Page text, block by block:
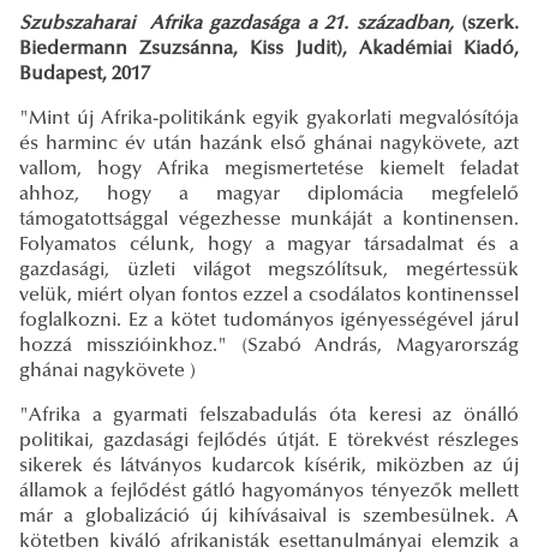
Szubszaharai Afrika gazdasága a 21. században,(szerk.
Biedermann Zsuzsánna, Kiss Judit), Akadémiai Kiadó,
Budapest, 2017
"Mint új Afrika-politikánk egyik gyakorlati megvalósítója
és harminc év után hazánk első ghánai nagykövete, azt
vallom, hogy Afrika megismertetése kiemelt feladat
ahhoz, hogy a magyar diplomácia megfelelő
támogatottsággal végezhesse munkáját a kontinensen.
Folyamatos célunk, hogy a magyar társadalmat és a
gazdasági, üzleti világot megszólítsuk, megértessük
velük, miért olyan fontos ezzel a csodálatos kontinenssel
foglalkozni. Ez a kötet tudományos igényességével járul
hozzá misszióinkhoz." (Szabó András, Magyarország
ghánai nagykövete )
"Afrika a gyarmati felszabadulás óta keresi az önálló
politikai, gazdasági fejlődés útját. E törekvést részleges
sikerek és látványos kudarcok kísérik, miközben az új
államok a fejlődést gátló hagyományos tényezők mellett
már a globalizáció új kihívásaival is szembesülnek. A
kötetben kiváló afrikanisták esettanulmányai elemzik a